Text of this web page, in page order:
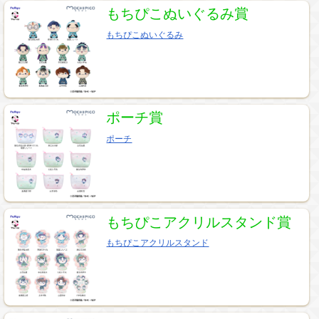
もちぴこぬいぐるみ賞
もちぴこぬいぐるみ
ポーチ賞
ポーチ
もちぴこアクリルスタンド賞
もちぴこアクリルスタンド